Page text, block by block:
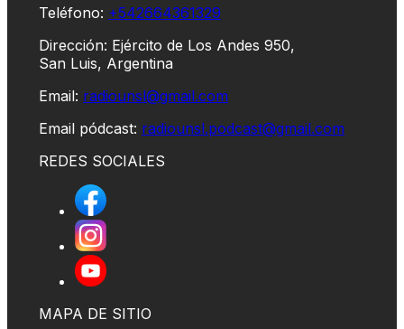
Teléfono: +542664361329
Dirección: Ejército de Los Andes 950,
San Luis, Argentina
Email: radiounsl@gmail.com
Email pódcast: radiounsl.podcast@gmail.com
REDES SOCIALES
MAPA DE SITIO